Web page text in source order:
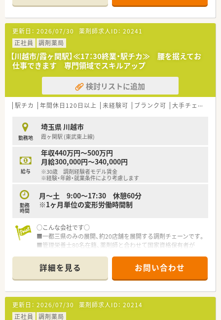
更新日： 2026/07/30 薬剤師求人ID： 20241
正社員
調剤薬局
【川越市/霞ヶ関駅】≪17：30終業・駅チカ≫ 腰を据えてお
仕事できます 専門領域でスキルアップ
検討リストに追加
駅チカ 年間休日120日以上 未経験可 ブランク可 大手チェーン以外
勤務地
埼玉県 川越市
霞ヶ関駅 (東武東上線)
給与
年収440万円～500万円
月給300,000円～340,000円
※30歳 調剤経験者モデル賃金
※経験・年齢・就業条件により考慮します
勤務
時間
月～土 9:00～17:30 休憩60分
※1ヶ月単位の変形労働時間制
○こんな会社です○
■一都三県のみの展開、約20店舗を展開する調剤チェーンです。
■管理栄養士80名在籍、薬剤師と合わせて国家資格保有者が
■何よりも教育が売りの会社！
月1回×8項目のペースで勉強会を開催。自由参加で、知識を深め
たい研修を選択できます。海外研修に手をあげることも可能。
■年間10万円まで、教育研修費用を会社が負担します！
■有給消化は、年10日以上消化が平均！お休みもきちんととれる
会社です。
■栄養活動実績、日本一！栄養相談件数、年間8,000件越え。
詳細を見る お問い合わせ
更新日： 2026/07/30 薬剤師求人ID： 20214
正社員
調剤薬局